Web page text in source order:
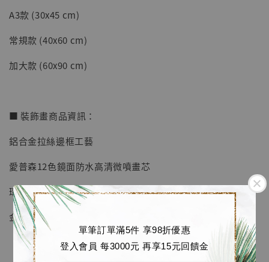
單筆訂單滿5件 享98折優惠
登入會員 每3000元 再享15元回饋金
【店內現貨】七龍珠 系列蒐藏雕像 悟空 鳥山
明紀念款 [奇蹟工作室]
NT$ 5,580
加購優惠【海賊王 布魯克達摩 [7STARS Studio]】
A3款 (30x45 cm)
常規款 (40x60 cm)
加大款 (60x90 cm)
■ 裝飾畫商品資訊：
鋁合金拉絲邊框工藝
愛普森12色鏡面防水高清微噴畫芯
環保加厚防潮板
金屬掛鉤